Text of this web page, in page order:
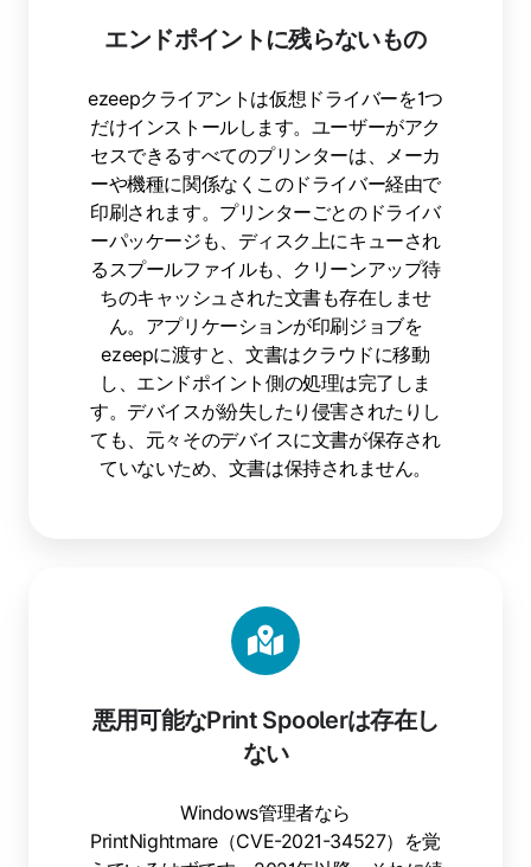
エンドポイントに残らないもの
ezeepクライアントは仮想ドライバーを1つ
だけインストールします。ユーザーがアク
セスできるすべてのプリンターは、メーカ
ーや機種に関係なくこのドライバー経由で
印刷されます。プリンターごとのドライバ
ーパッケージも、ディスク上にキューされ
るスプールファイルも、クリーンアップ待
ちのキャッシュされた文書も存在しませ
ん。アプリケーションが印刷ジョブを
ezeepに渡すと、文書はクラウドに移動
し、エンドポイント側の処理は完了しま
す。デバイスが紛失したり侵害されたりし
ても、元々そのデバイスに文書が保存され
ていないため、文書は保持されません。
悪用可能なPrint Spoolerは存在し
ない
Windows管理者なら
PrintNightmare（CVE-2021-34527）を覚